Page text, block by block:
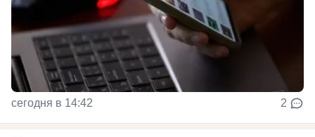
сегодня в 14:42 2